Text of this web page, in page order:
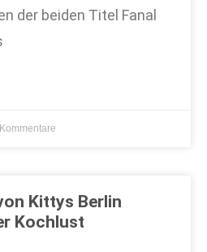
der beiden Titel Fanal
Kittys Berlin
Kochlust